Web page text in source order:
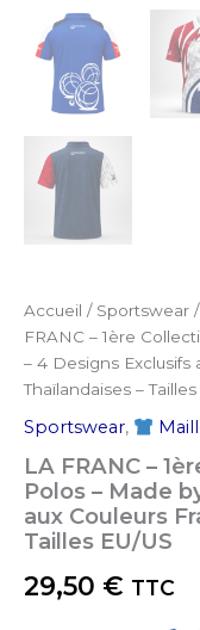
Accueil / Sportswear /
FRANC – 1ère
– 4 Designs Exclusifs
Thaïlandaises – Tailles
Sportswear,
LA FRANC –
Polos – Made
aux Couleurs
Tailles EU/US
29,50 € TTC